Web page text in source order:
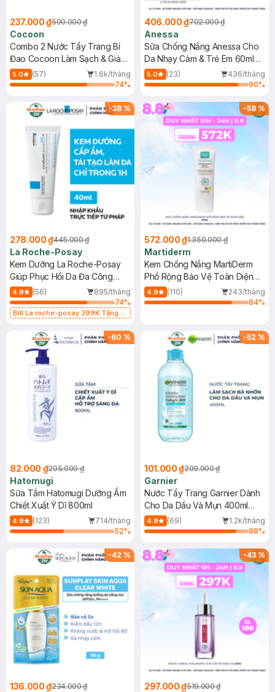
237.000 ₫590.000 ₫
Cocoon
Combo 2 Nước Tẩy Trang Bí
Đao Cocoon Làm Sạch & Giảm
Dầu 500ml
5.0 (57)
1.6k/tháng
74%
406.000 ₫702.000 ₫
Anessa
Sữa Chống Nắng Anessa Cho
Da Nhạy Cảm & Trẻ Em 60ml
(Mới)
5.0 (23)
436/tháng
90%
-38 %
278.000 ₫445.000 ₫
La Roche-Posay
Kem Dưỡng La Roche-Posay
Giúp Phục Hồi Da Đa Công
Dụng 40ml
4.9 (56)
895/tháng
74%
Bill La roche-posay 399K Tặng
(SL có hạn)
-58%
572.000 ₫1.350.000 ₫
Martiderm
Kem Chống Nắng MartiDerm
Phổ Rộng Bảo Vệ Toàn Diện
40ml
4.9 (110)
243/tháng
84%
-60 %
82.000 ₫205.000 ₫
Hatomugi
Sữa Tắm Hatomugi Dưỡng Ẩm
Chiết Xuất Ý Dĩ 800ml
4.9 (123)
714/tháng
52%
-52 %
101.000 ₫209.000 ₫
Garnier
Nước Tẩy Trang Garnier Dành
Cho Da Dầu Và Mụn 400ml
(Mới)
4.9 (69)
1.2k/tháng
88%
-42 %
136.000 ₫234.000 ₫
-43%
297.000 ₫519.000 ₫